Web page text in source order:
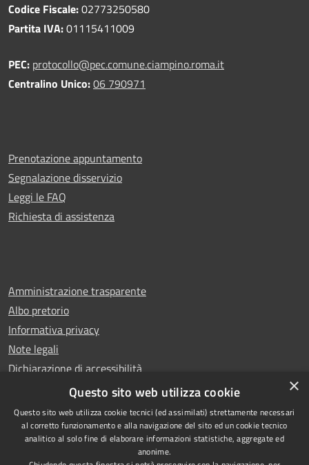
Codice Fiscale:02773250580
Partita IVA:01115411009
PEC: protocollo@pec.comune.ciampino.roma.it
Centralino Unico:06 790971
Prenotazione appuntamento
Segnalazione disservizio
Leggi le FAQ
Richiesta di assistenza
Amministrazione trasparente
Albo pretorio
Informativa privacy
Note legali
Dichiarazione di accessibilità
Whistleblowing
×
Questo sito web utilizza cookie
Questo sito web utilizza cookie tecnici (ed assimilati) strettamente necessari
al corretto funzionamento e alla navigazione del sito ed un cookie tecnico
analitico al solo fine di elaborare informazioni statistiche, aggregate ed
anonime.